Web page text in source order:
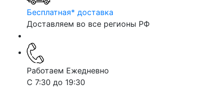
Бесплатная* доставка
Доставляем во все регионы РФ
Работаем Ежедневно
С 7:30 до 19:30